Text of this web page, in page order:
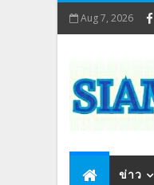
Aug 7, 2026
ข่าว